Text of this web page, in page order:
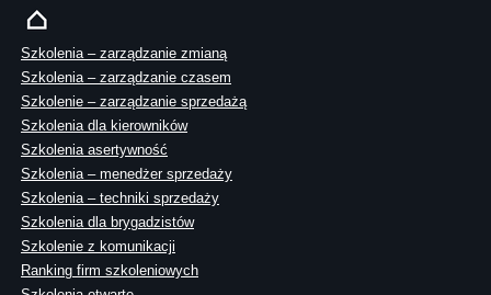
Szkolenia – zarządzanie zmianą
Szkolenia – zarządzanie czasem
Szkolenie – zarządzanie sprzedażą
Szkolenia dla kierowników
Szkolenia asertywność
Szkolenia – menedżer sprzedaży
Szkolenia – techniki sprzedaży
Szkolenia dla brygadzistów
Szkolenie z komunikacji
Ranking firm szkoleniowych